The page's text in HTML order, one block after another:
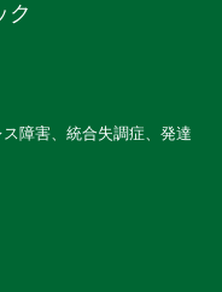
ク
障害、統合失調症、発達